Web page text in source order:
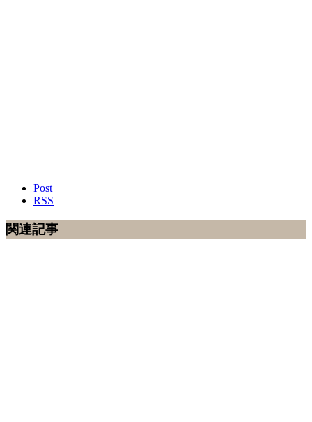
Post
RSS
関連記事